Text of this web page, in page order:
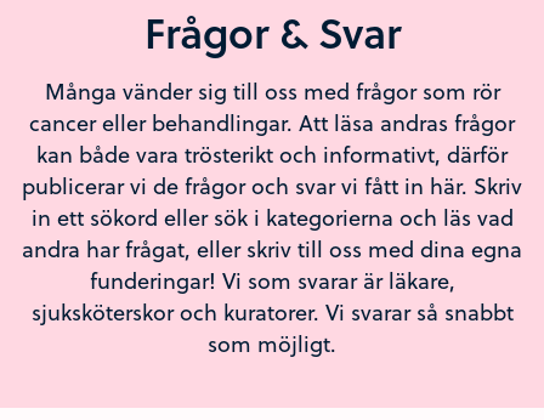
Frågor & Svar
Många vänder sig till oss med frågor som rör
cancer eller behandlingar. Att läsa andras frågor
kan både vara trösterikt och informativt, därför
publicerar vi de frågor och svar vi fått in här. Skriv
in ett sökord eller sök i kategorierna och läs vad
andra har frågat, eller skriv till oss med dina egna
funderingar! Vi som svarar är läkare,
sjuksköterskor och kuratorer. Vi svarar så snabbt
som möjligt.